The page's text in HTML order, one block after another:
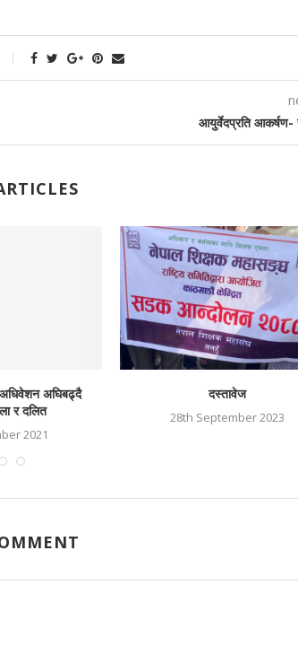
आयुर्वेदप्रति आकर्षण-
अघिबढ्दै
र दलित
2021
दस्तावेज
28th September 2023